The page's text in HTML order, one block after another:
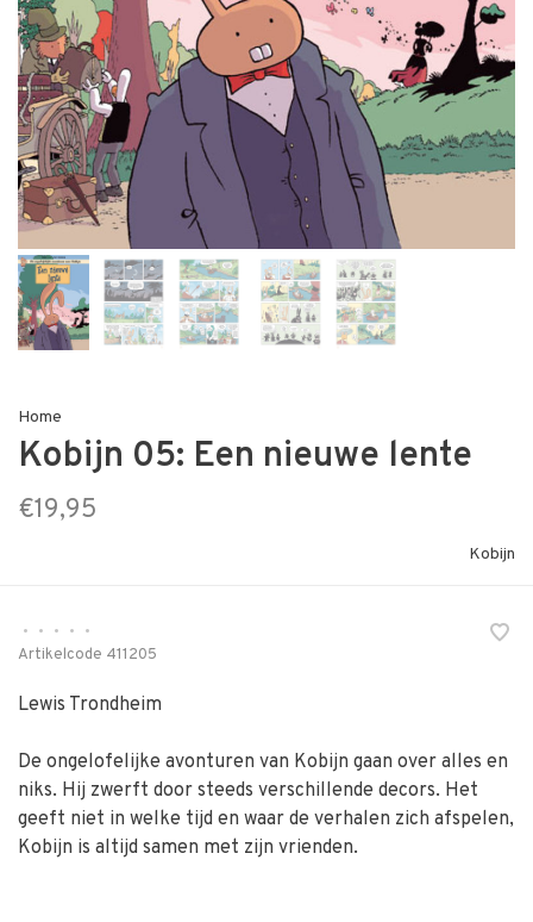
Home
Kobijn 05: Een nieuwe lente
€19,95
Kobijn
• • • •
•
Artikelcode 411205
Lewis Trondheim
De ongelofelijke avonturen van Kobijn gaan over alles en
niks. Hij zwerft door steeds verschillende decors. Het
geeft niet in welke tijd en waar de verhalen zich afspelen,
Kobijn is altijd samen met zijn vrienden.